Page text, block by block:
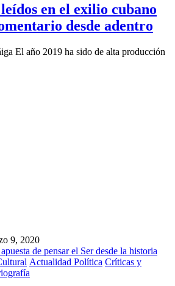
en el exilio cubano
desde adentro
El año 2019 ha sido de alta producción
9, 2020
Actualidad Política Críticas y